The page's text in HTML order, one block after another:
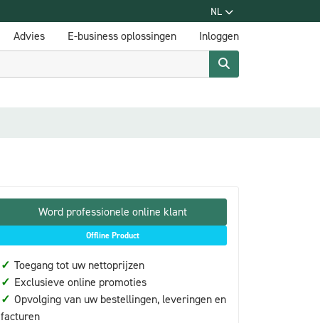
NL
Advies E-business oplossingen Inloggen
Word professionele online klant
Offline Product
✓ Toegang tot uw nettoprijzen
✓ Exclusieve online promoties
✓ Opvolging van uw bestellingen, leveringen en
facturen